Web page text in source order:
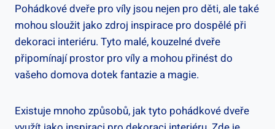
Pohádkové dveře pro víly jsou nejen pro děti, ale také
mohou sloužit jako zdroj inspirace pro dospělé při
dekoraci interiéru. Tyto malé, kouzelné dveře
připomínají prostor pro víly a mohou přinést do
vašeho domova dotek fantazie a magie.
Existuje mnoho způsobů, jak tyto pohádkové dveře